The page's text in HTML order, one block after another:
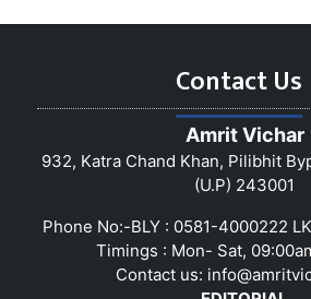
Contact Us
Amrit Vichar
932, Katra Chand Khan, Pilibhit
(U.P) 243001
Phone No:-BLY : 0581-4000222
Timings : Mon- Sat,
Contact us: